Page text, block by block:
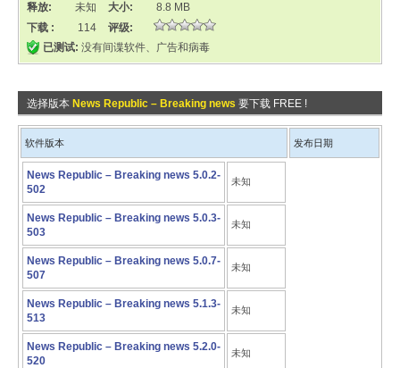
释放: 未知 大小:
8.8 MB
下载 :
114
评级:
已测试: 没有间谍软件、广告和病毒
选择版本 News Republic – Breaking news 要下载 FREE !
软件版本 发布日期
News Republic – Breaking news 5.0.2-
502
未知
News Republic – Breaking news 5.0.3-
503
未知
News Republic – Breaking news 5.0.7-
507
未知
News Republic – Breaking news 5.1.3-
513
未知
News Republic – Breaking news 5.2.0-
520
未知